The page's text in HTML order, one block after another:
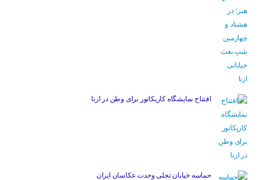
افتتاح نمایشگاه کاریکاتور برای وطن در ازنا
حماسه خیابان تجلی وحدت عکاسان ایران